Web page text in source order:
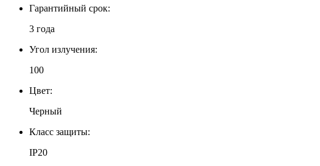
Гарантийный срок:
3 года
Угол излучения:
100
Цвет:
Черный
Класс защиты:
IP20